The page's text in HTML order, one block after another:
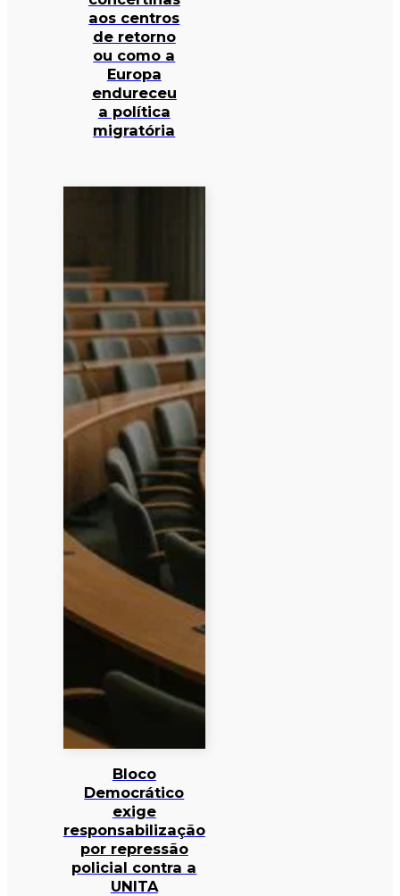
aos centros
de retorno
ou como a
Europa
endureceu
a política
migratória
Bloco
Democrático
exige
responsabilização
por repressão
policial contra a
UNITA